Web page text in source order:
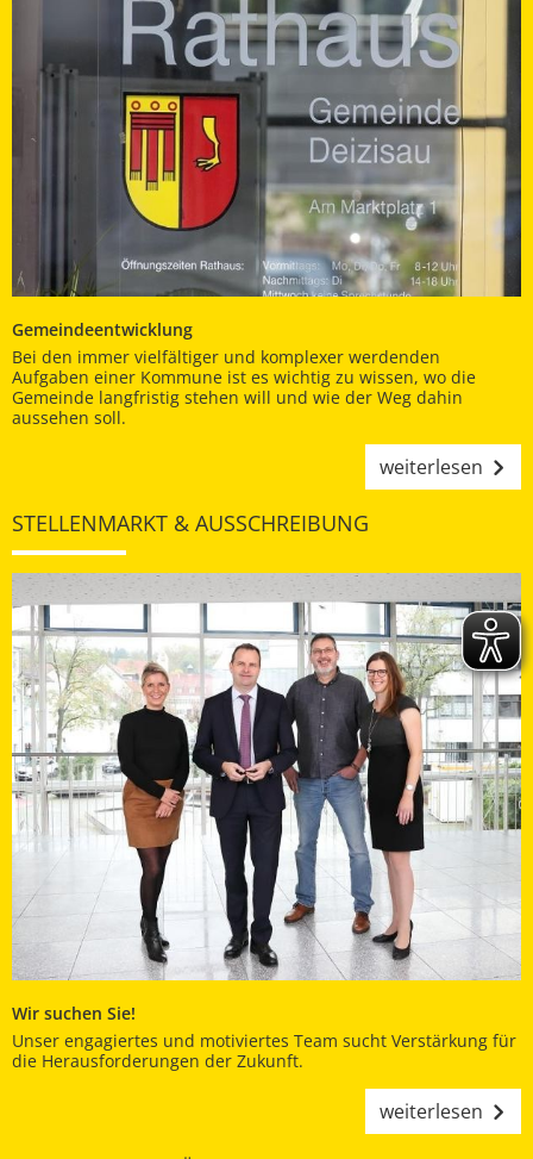
Gemeindeentwicklung
Bei den immer vielfältiger und komplexer werdenden
Aufgaben einer Kommune ist es wichtig zu wissen, wo die
Gemeinde langfristig stehen will und wie der Weg dahin
aussehen soll.
weiterlesen
STELLENMARKT & AUSSCHREIBUNG
Wir suchen Sie!
Unser engagiertes und motiviertes Team sucht Verstärkung für
die Herausforderungen der Zukunft.
weiterlesen